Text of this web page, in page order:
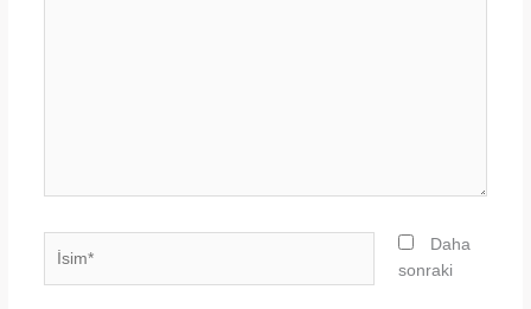
Daha
sonraki